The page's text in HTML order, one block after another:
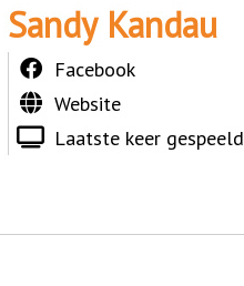
Sandy Kandau
Facebook
Website
Laatste keer gespeeld